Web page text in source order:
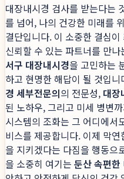
대장내시경 검사를 받는다는
를 넘어, 나의 건강한 미래를
결단입니다. 이 소중한 결심
신뢰할 수 있는 파트너를 만
서구 대장내시경을 고민하는
하고 현명한 해답이 될 것입
경 세부전문의의 전문성, 대장
된 노하우, 그리고 미세 병변
시스템의 조화는 그 어디에서
비스를 제공합니다. 이제 막
을 지키겠다는 다짐을 행동으
을 소중히 여기는 둔산 속편한